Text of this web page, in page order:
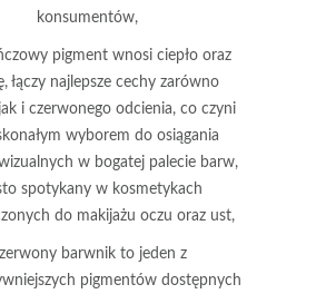
konsumentów,
pigment wnosi ciepło oraz
łączy najlepsze cechy zarówno
i czerwonego odcienia, co czyni
wyborem do osiągania
w bogatej palecie barw,
spotykany w kosmetykach
do makijażu oczu oraz ust,
barwnikto jeden z
pigmentów dostępnych